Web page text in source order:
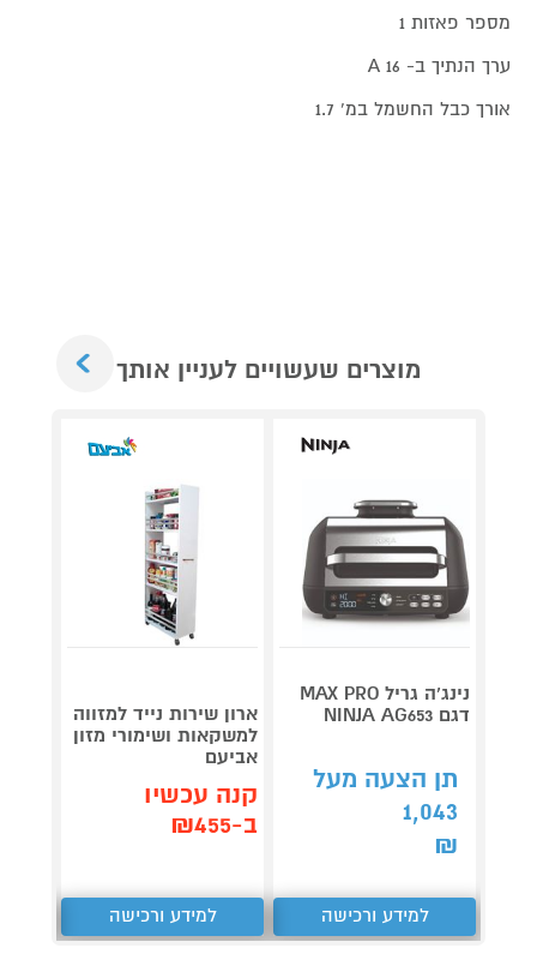
מספר פאזות 1
ערך הנתיך ב- A 16
אורך כבל החשמל במ' 1.7
מוצרים שעשויים לעניין אותך
נינג’ה גריל MAX PRO
דגם NINJA AG653
תן הצעה מעל
1,043
₪
למידע ורכישה
ארון שירות נייד למזווה
למשקאות ושימורי מזון
אביעם
קנה עכשיו
ב-₪455
למידע ורכישה